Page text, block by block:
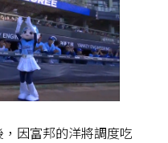
因富邦的洋將調度吃